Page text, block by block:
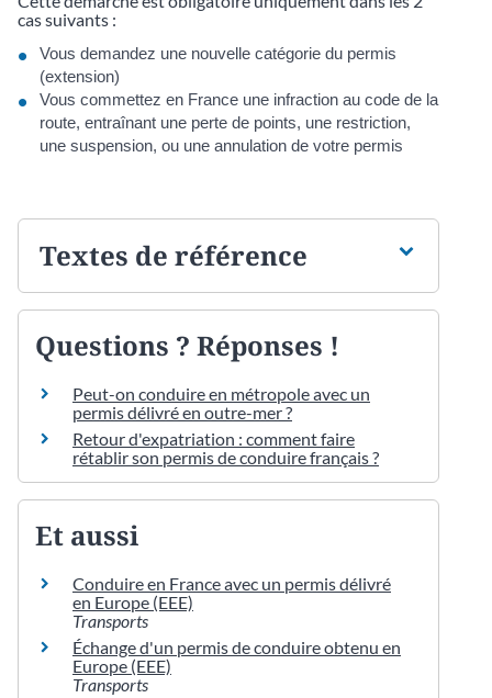
cas suivants :
Vous demandez une nouvelle catégorie du permis
(extension)
Vous commettez en France une infraction au code de la
route, entraînant une perte de points, une restriction,
une suspension, ou une annulation de votre permis
Textes de référence
Questions ? Réponses !
Peut-on conduire en métropole avec un
permis délivré en outre-mer ?
Retour d'expatriation : comment faire
rétablir son permis de conduire français ?
Et aussi
Conduire en France avec un permis délivré
en Europe (EEE)
Transports
Échange d'un permis de conduire obtenu en
Europe (EEE)
Transports